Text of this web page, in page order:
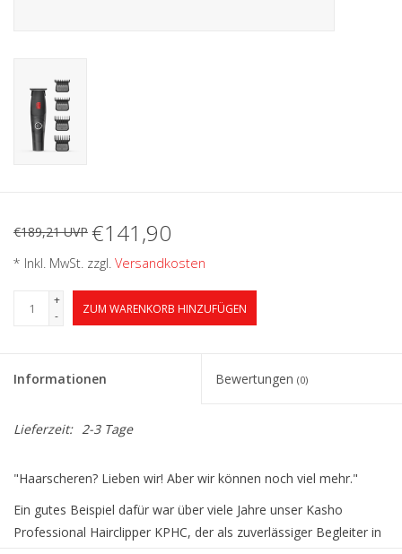
€189,21 UVP €141,90
* Inkl. MwSt. zzgl. Versandkosten
+
-
ZUM WARENKORB HINZUFÜGEN
Informationen Bewertungen (0)
Lieferzeit: 2-3 Tage
"Haarscheren? Lieben wir! Aber wir können noch viel mehr."
Ein gutes Beispiel dafür war über viele Jahre unser Kasho
Professional Hairclipper KPHC, der als zuverlässiger Begleiter in